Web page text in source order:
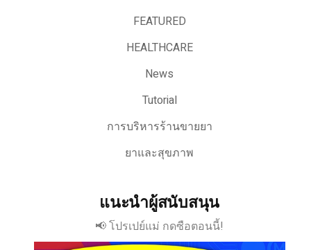
FEATURED
HEALTHCARE
News
Tutorial
การบริหารร้านขายยา
ยาและสุขภาพ
แนะนำผู้สนับสนุน
📢 โปรเปย์แม่ กดซือตอนนี้!